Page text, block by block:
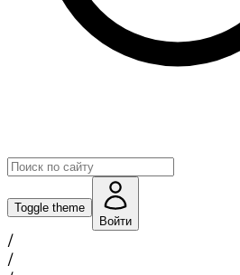
Toggle theme
Войти
/
/